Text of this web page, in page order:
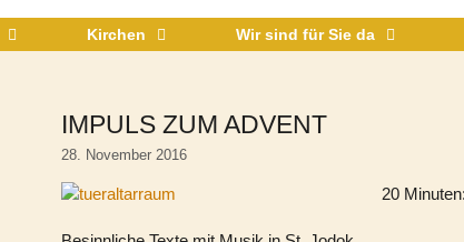
Kirchen Wir sind für Sie da
IMPULS ZUM ADVENT
28. November 2016
20